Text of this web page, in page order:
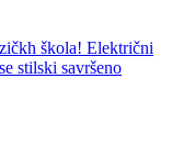
škola! Električni
stilski savršeno